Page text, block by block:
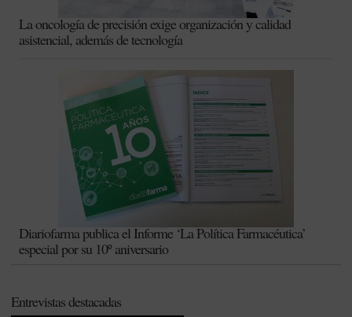
La oncología de precisión exige organización y calidad
asistencial, además de tecnología
Diariofarma publica el Informe ‘La Política Farmacéutica’
especial por su 10º aniversario
Entrevistas destacadas